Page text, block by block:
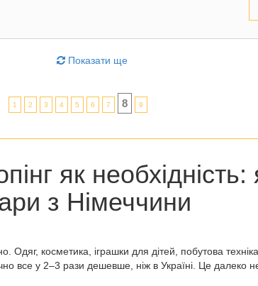
Показати ще
1 2 3 4 5 6 7 8 9
як необхідність:
з Німеччини
Одяг, косметика, іграшки для дітей, побутова
все у 2–3 рази дешевше, ніж в Україні. Це далеко не